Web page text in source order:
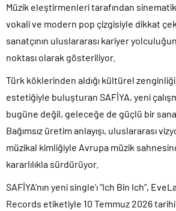
Müzik eleştirmenleri tarafından
vokali ve modern pop çizgisiyle dikkat
sanatçının uluslararası kariyer
noktası olarak gösteriliyor.
Türk köklerinden aldığı kültürel
estetiğiyle buluşturan SAFİYA, yeni
bugüne değil, geleceğe de güçlü bir
Bağımsız üretim anlayışı, uluslararası
müzikal kimliğiyle Avrupa müzik
kararlılıkla sürdürüyor.
SAFİYA’nın yeni single’ı “Ich Bin Ich”,
Records etiketiyle 10 Temmuz 2026